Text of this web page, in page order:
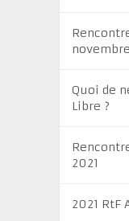
Quoi de
Libre ?
2021
2021 RtF